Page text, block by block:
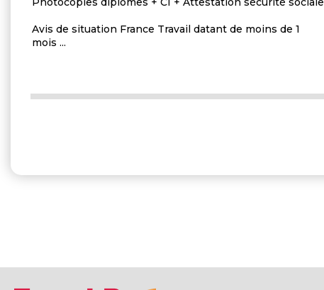
Avis de situation France Travail datant de moins de 1
mois ...